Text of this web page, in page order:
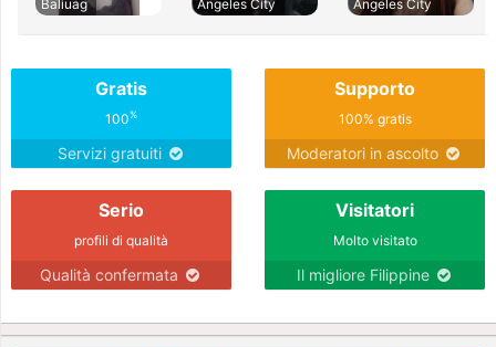
Baliuag
Angeles City
Angeles City
Gratis
100%
Servizi gratuiti
Supporto
100% gratis
Moderatori in ascolto
Serio
profili di qualità
Qualità confermata
Visitatori
Molto visitato
Il migliore Filippine